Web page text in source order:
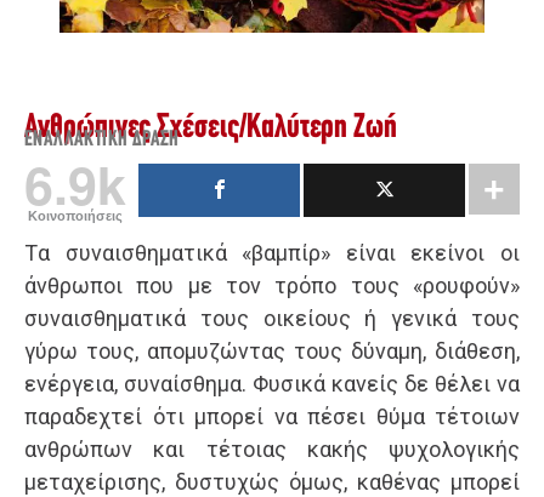
Ανθρώπινες Σχέσεις/Καλύτερη Ζωή
ΕΝΑΛΛΑΚΤΙΚΉ ΔΡΆΣΗ
6.9k
Κοινοποιήσεις
Tα συναισθηματικά «βαμπίρ» είναι εκείνοι οι
άνθρωποι που με τον τρόπο τους «ρουφούν»
συναισθηματικά τους οικείους ή γενικά τους
γύρω τους, απομυζώντας τους δύναμη, διάθεση,
ενέργεια, συναίσθημα. Φυσικά κανείς δε θέλει να
παραδεχτεί ότι μπορεί να πέσει θύμα τέτοιων
ανθρώπων και τέτοιας κακής ψυχολογικής
μεταχείρισης, δυστυχώς όμως, καθένας μπορεί